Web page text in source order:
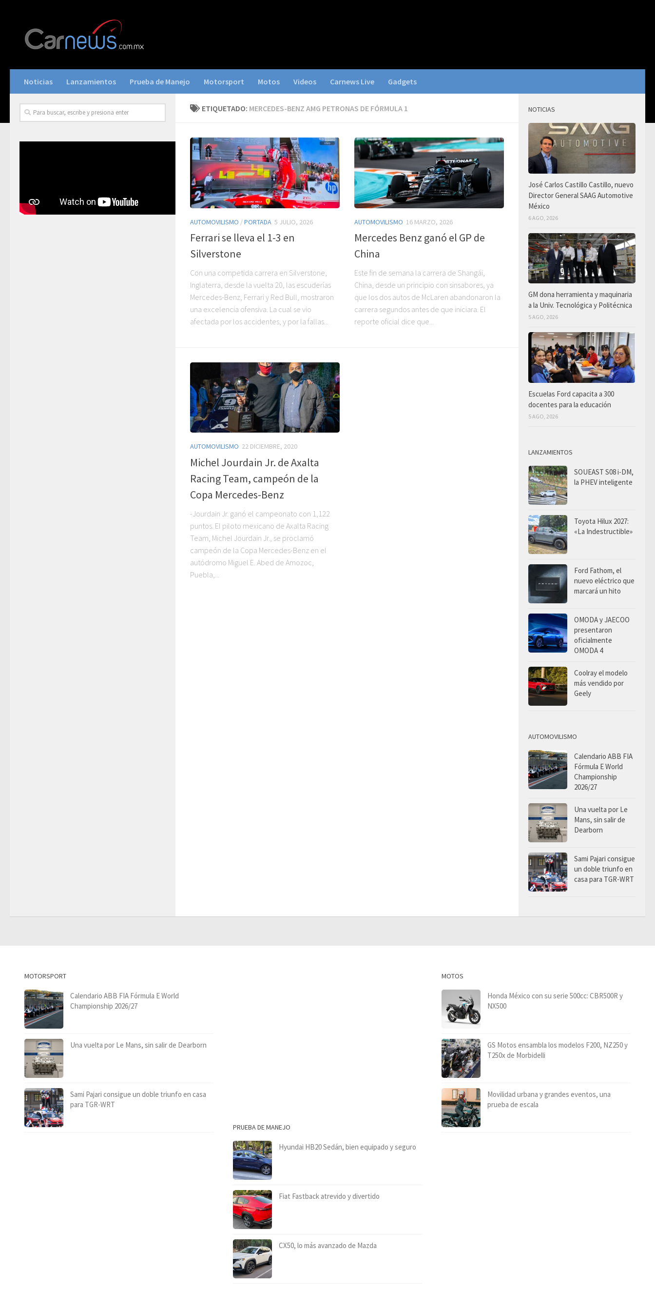
Noticias Lanzamientos Prueba de Manejo Motorsport Motos Videos Carnews Live Gadgets
ETIQUETADO: MERCEDES-BENZ AMG PETRONAS DE FÓRMULA 1
AUTOMOVILISMO /PORTADA 5 JULIO, 2026
Ferrari se lleva el 1-3 en
Silverstone
Con una competida carrera en Silverstone,
Inglaterra, desde la vuelta 20, las escuderías
Mercedes-Benz, Ferrari y Red Bull, mostraron
una excelencia ofensiva. La cual se vio
afectada por los accidentes, y por la fallas...
AUTOMOVILISMO 16 MARZO, 2026
Mercedes Benz ganó el GP de
China
Este fin de semana la carrera de Shangái,
China, desde un principio con sinsabores, ya
que los dos autos de McLaren abandonaron la
carrera segundos antes de que iniciara. El
reporte oficial dice que...
AUTOMOVILISMO 22 DICIEMBRE, 2020
Michel Jourdain Jr. de Axalta
Racing Team, campeón de la
Copa Mercedes-Benz
-Jourdain Jr. ganó el campeonato con 1,122
puntos. El piloto mexicano de Axalta Racing
Team, Michel Jourdain Jr., se proclamó
campeón de la Copa Mercedes-Benz en el
autódromo Miguel E. Abed de Amozoc,
Puebla,...
NOTICIAS
José Carlos Castillo Castillo, nuevo
Director General SAAG Automotive
México
6 AGO, 2026
GM dona herramienta y maquinaria
a la Univ. Tecnológica y Politécnica
5 AGO, 2026
Escuelas Ford capacita a 300
docentes para la educación
5 AGO, 2026
LANZAMIENTOS
SOUEAST S08 i-DM,
la PHEV inteligente
Toyota Hilux 2027:
«La Indestructible»
Ford Fathom, el
nuevo eléctrico que
marcará un hito
OMODA y JAECOO
presentaron
oficialmente
OMODA 4
Coolray el modelo
más vendido por
Geely
AUTOMOVILISMO
Calendario ABB FIA
Fórmula E World
Championship
2026/27
Una vuelta por Le
Mans, sin salir de
Dearborn
Sami Pajari consigue
un doble triunfo en
casa para TGR-WRT
MOTORSPORT
Calendario ABB FIA Fórmula E World
Championship 2026/27
Una vuelta por Le Mans, sin salir de Dearborn
Sami Pajari consigue un doble triunfo en casa
para TGR-WRT
PRUEBA DE MANEJO
Hyundai HB20 Sedán, bien equipado y seguro
Fiat Fastback atrevido y divertido
CX50, lo más avanzado de Mazda
MOTOS
Honda México con su serie 500cc: CBR500R y
NX500
GS Motos ensambla los modelos F200, NZ250 y
T250x de Morbidelli
Movilidad urbana y grandes eventos, una
prueba de escala